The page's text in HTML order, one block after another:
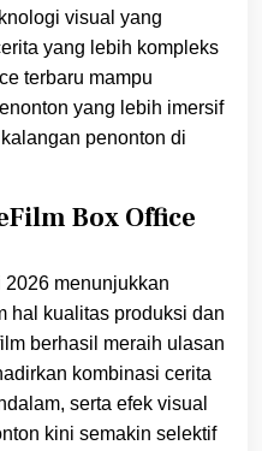
visual yang
yang lebih kompleks
terbaru mampu
yang lebih imersif
penonton di
Box Office
2026 menunjukkan
hal kualitas produksi dan
berhasil meraih ulasan
kombinasi cerita
serta efek visual
kini semakin selektif